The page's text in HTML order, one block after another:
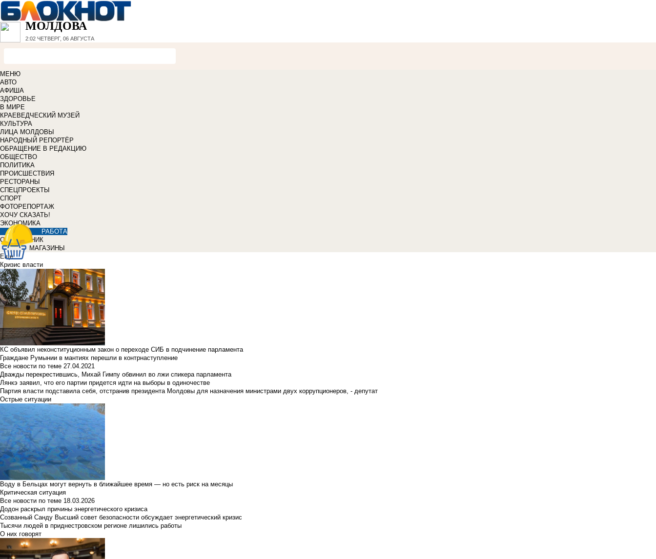
МОЛДОВА
2:02 ЧЕТВЕРГ, 06 АВГУСТА
МЕНЮ
АВТО
АФИША
ЗДОРОВЬЕ
В МИРЕ
КРАЕВЕДЧЕСКИЙ МУЗЕЙ
КУЛЬТУРА
ЛИЦА МОЛДОВЫ
НАРОДНЫЙ РЕПОРТЁР
ОБРАЩЕНИЕ В РЕДАКЦИЮ
ОБЩЕСТВО
ПОЛИТИКА
ПРОИСШЕСТВИЯ
РЕСТОРАНЫ
СПЕЦПРОЕКТЫ
СПОРТ
ФОТОРЕПОРТАЖ
ХОЧУ СКАЗАТЬ!
ЭКОНОМИКА
РАБОТА
СПРАВОЧНИК
МАГАЗИНЫ
Еще
Кризис власти
КС объявил неконституционным закон о переходе СИБ в подчинение парламента
Граждане Румынии в мантиях перешли в контрнаступление
Все новости по теме 27.04.2021
Дважды перекрестившись, Михай Гимпу обвинил во лжи спикера парламента
Лянкэ заявил, что его партии придется идти на выборы в одиночестве
Партия власти подставила себя, отстранив президента Молдовы для назначения министрами двух коррупционеров, - депутат
Острые ситуации
Воду в Бельцах могут вернуть в ближайшее время — но есть риск на месяцы
Критическая ситуация
Все новости по теме 18.03.2026
Додон раскрыл причины энергетического кризиса
Созванный Санду Высший совет безопасности обсуждает энергетический кризис
Тысячи людей в приднестровском регионе лишились работы
О них говорят